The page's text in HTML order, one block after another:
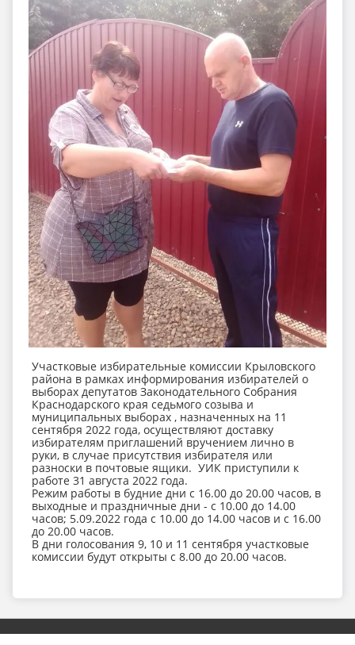
Участковые избирательные комиссии Крыловского
района в рамках информирования избирателей о
выборах депутатов Законодательного Собрания
Краснодарского края седьмого созыва и
муниципальных выборах , назначенных на 11
сентября 2022 года, осуществляют доставку
избирателям приглашений вручением лично в
руки, в случае присутствия избирателя или
разноски в почтовые ящики. УИК приступили к
работе 31 августа 2022 года.
Режим работы в будние дни с 16.00 до 20.00 часов, в
выходные и праздничные дни - с 10.00 до 14.00
часов; 5.09.2022 года с 10.00 до 14.00 часов и с 16.00
до 20.00 часов.
В дни голосования 9, 10 и 11 сентября участковые
комиссии будут открыты с 8.00 до 20.00 часов.